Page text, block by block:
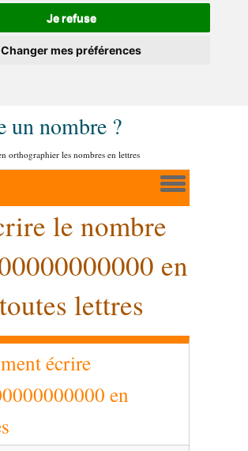
Je refuse
Changer mes préférences
un nombre ?
orthographier les nombres en lettres
le nombre
en
toutes lettres
écrire
en